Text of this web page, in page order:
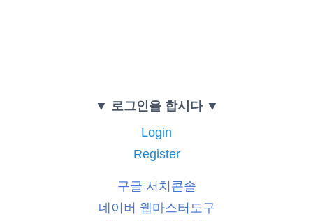
▼ 로그인을 합시다 ▼
Login
Register
구글 서치콘솔
네이버 웹마스터도구